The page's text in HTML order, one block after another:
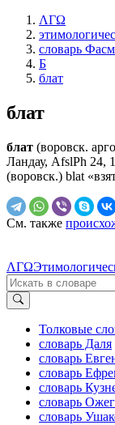
ΛΓΩ
словарь
Б
блат
блат
блат (воровск.
Ландау, AfslPh 24,
(воровск.) blat
См. также
ΛΓΩ
Толковые
словарь Даля
словарь
словарь
словарь
словарь
словарь